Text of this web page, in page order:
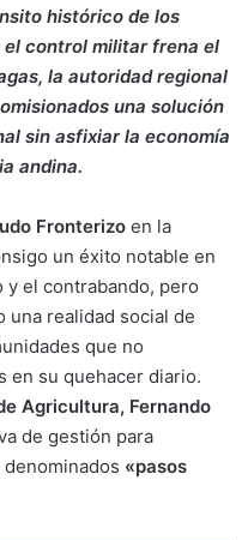
histórico de los
control militar frena el
la autoridad regional
una solución
sin asfixiar la economía
andina.
Fronterizo en la
un éxito notable en
el contrabando, pero
una realidad social de
que no
en su quehacer diario.
Agricultura, Fernando
de gestión para
«pasos